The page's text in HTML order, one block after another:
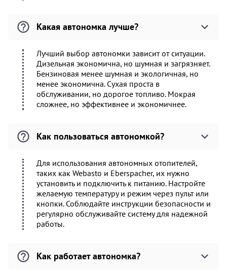
Какая автономка лучше?
Лучший выбор автономки зависит от ситуации.
Дизельная экономична, но шумная и загрязняет.
Бензиновая менее шумная и экологичная, но
менее экономична. Сухая проста в
обслуживании, но дорогое топливо. Мокрая
сложнее, но эффективнее и экономичнее.
Как пользоваться автономкой?
Для использования автономных отопителей,
таких как Webasto и Eberspacher, их нужно
установить и подключить к питанию. Настройте
желаемую температуру и режим через пульт или
кнопки. Соблюдайте инструкции безопасности и
регулярно обслуживайте систему для надежной
работы.
Как работает автономка?